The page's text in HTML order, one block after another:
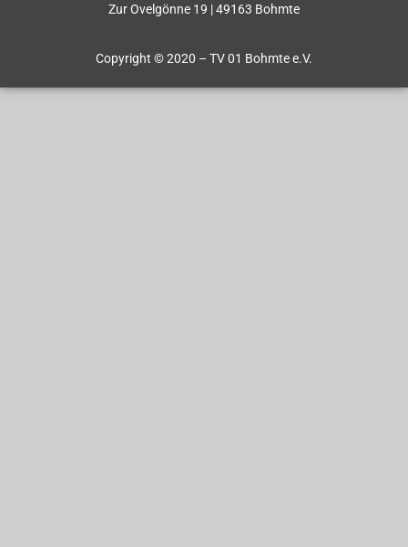
Zur Ovelgönne 19 | 49163 Bohmte
Copyright © 2020 – TV 01 Bohmte e.V.